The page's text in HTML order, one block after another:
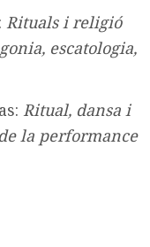
Rituals i religió
escatologia,
Ritual, dansa i
la performance